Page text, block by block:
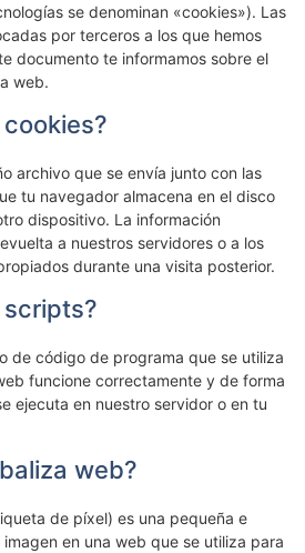
se denominan «cookies»). Las
por terceros a los que hemos
documento te informamos sobre el
web.
archivo que se envía junto con las
tu navegador almacena en el disco
dispositivo. La información
a nuestros servidores o a los
durante una visita posterior.
scripts?
de código de programa que se utiliza
funcione correctamente y de forma
ejecuta en nuestro servidor o en tu
web?
de píxel) es una pequeña e
en una web que se utiliza para